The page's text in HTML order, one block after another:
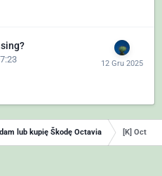
lub kupię Škodę Octavia [K]